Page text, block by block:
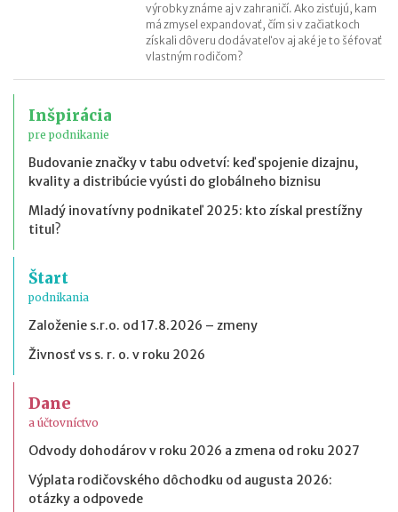
výrobky známe aj v zahraničí. Ako zisťujú, kam
má zmysel expandovať, čím si v začiatkoch
získali dôveru dodávateľov aj aké je to šéfovať
vlastným rodičom?
Inšpirácia
pre podnikanie
Budovanie značky v tabu odvetví: keď spojenie dizajnu,
kvality a distribúcie vyústi do globálneho biznisu
Mladý inovatívny podnikateľ 2025: kto získal prestížny
titul?
Štart
podnikania
Založenie s.r.o. od 17.8.2026 – zmeny
Živnosť vs s. r. o. v roku 2026
Dane
a účtovníctvo
Odvody dohodárov v roku 2026 a zmena od roku 2027
Výplata rodičovského dôchodku od augusta 2026:
otázky a odpovede